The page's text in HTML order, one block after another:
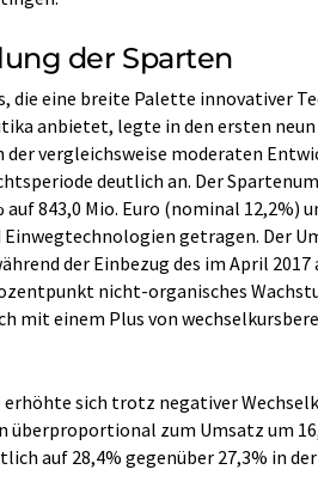
der Sparten
die eine breite Palette innovativer
anbietet, legte in den ersten
der vergleichsweise moderaten
deutlich an. Der
843,0 Mio. Euro (nominal 12,2%)
Einwegtechnologien getragen. Der
der Einbezug des im April
nicht-organisches
mit einem Plus von
sich trotz negativer
zum Umsatz um
auf 28,4% gegenüber 27,3% in